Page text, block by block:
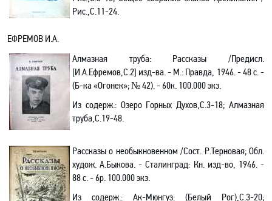
Рис.,С.11-24.
ЕФРЕМОВ И.А.
Алмазная труба: Рассказы /Предисл.
[И.А.Ефремов,С.2] изд-ва. - М.: Правда, 1946. - 48 с. -
(Б-ка «Огонек»; № 42). - 60к. 100.000 экз.
Из содерж.: Озеро Горных Духов,С.3-18; Алмазная
труба,С.19-48.
Рассказы о необыкновенном /Сост. Р.Терновая; Обл.
худож. А.Быкова. - Сталинград: Кн. изд-во, 1946. -
88 с. - 6р. 100.000 экз.
Из содерж.:
Ак-Мюнгуз: (Белый Рог),С.3-20;